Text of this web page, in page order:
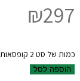
₪297
כמות של סט 2 קופסאות עץ דגם NATURAL
הוספה לסל